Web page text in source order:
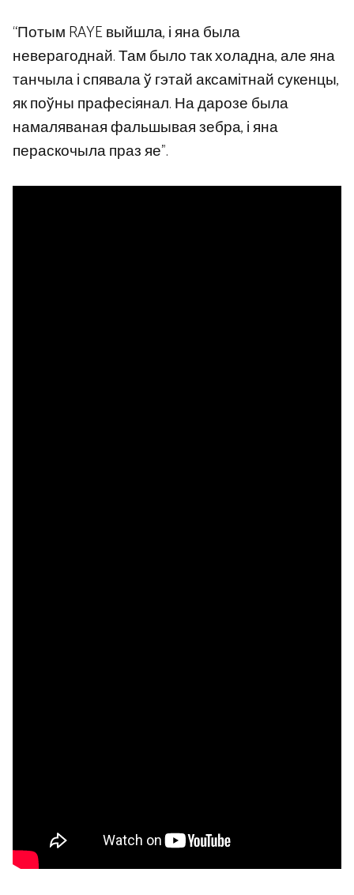
“Потым RAYE выйшла, і яна была
неверагоднай. Там было так холадна, але яна
танчыла і спявала ў гэтай аксамітнай сукенцы,
як поўны прафесіянал. На дарозе была
намаляваная фальшывая зебра, і яна
пераскочыла праз яе”.